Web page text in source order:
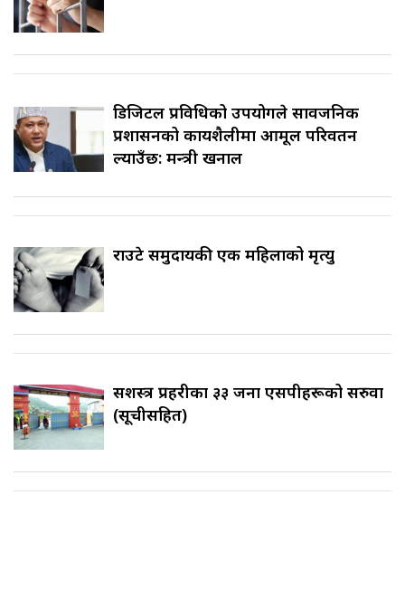
डिजिटल प्रविधिको उपयोगले सार्वजनिक
प्रशासनको कार्यशैलीमा आमूल परिवर्तन
ल्याउँछ: मन्त्री खनाल
राउटे समुदायकी एक महिलाको मृत्यु
सशस्त्र प्रहरीका ३३ जना एसपीहरूको सरुवा
(सूचीसहित)